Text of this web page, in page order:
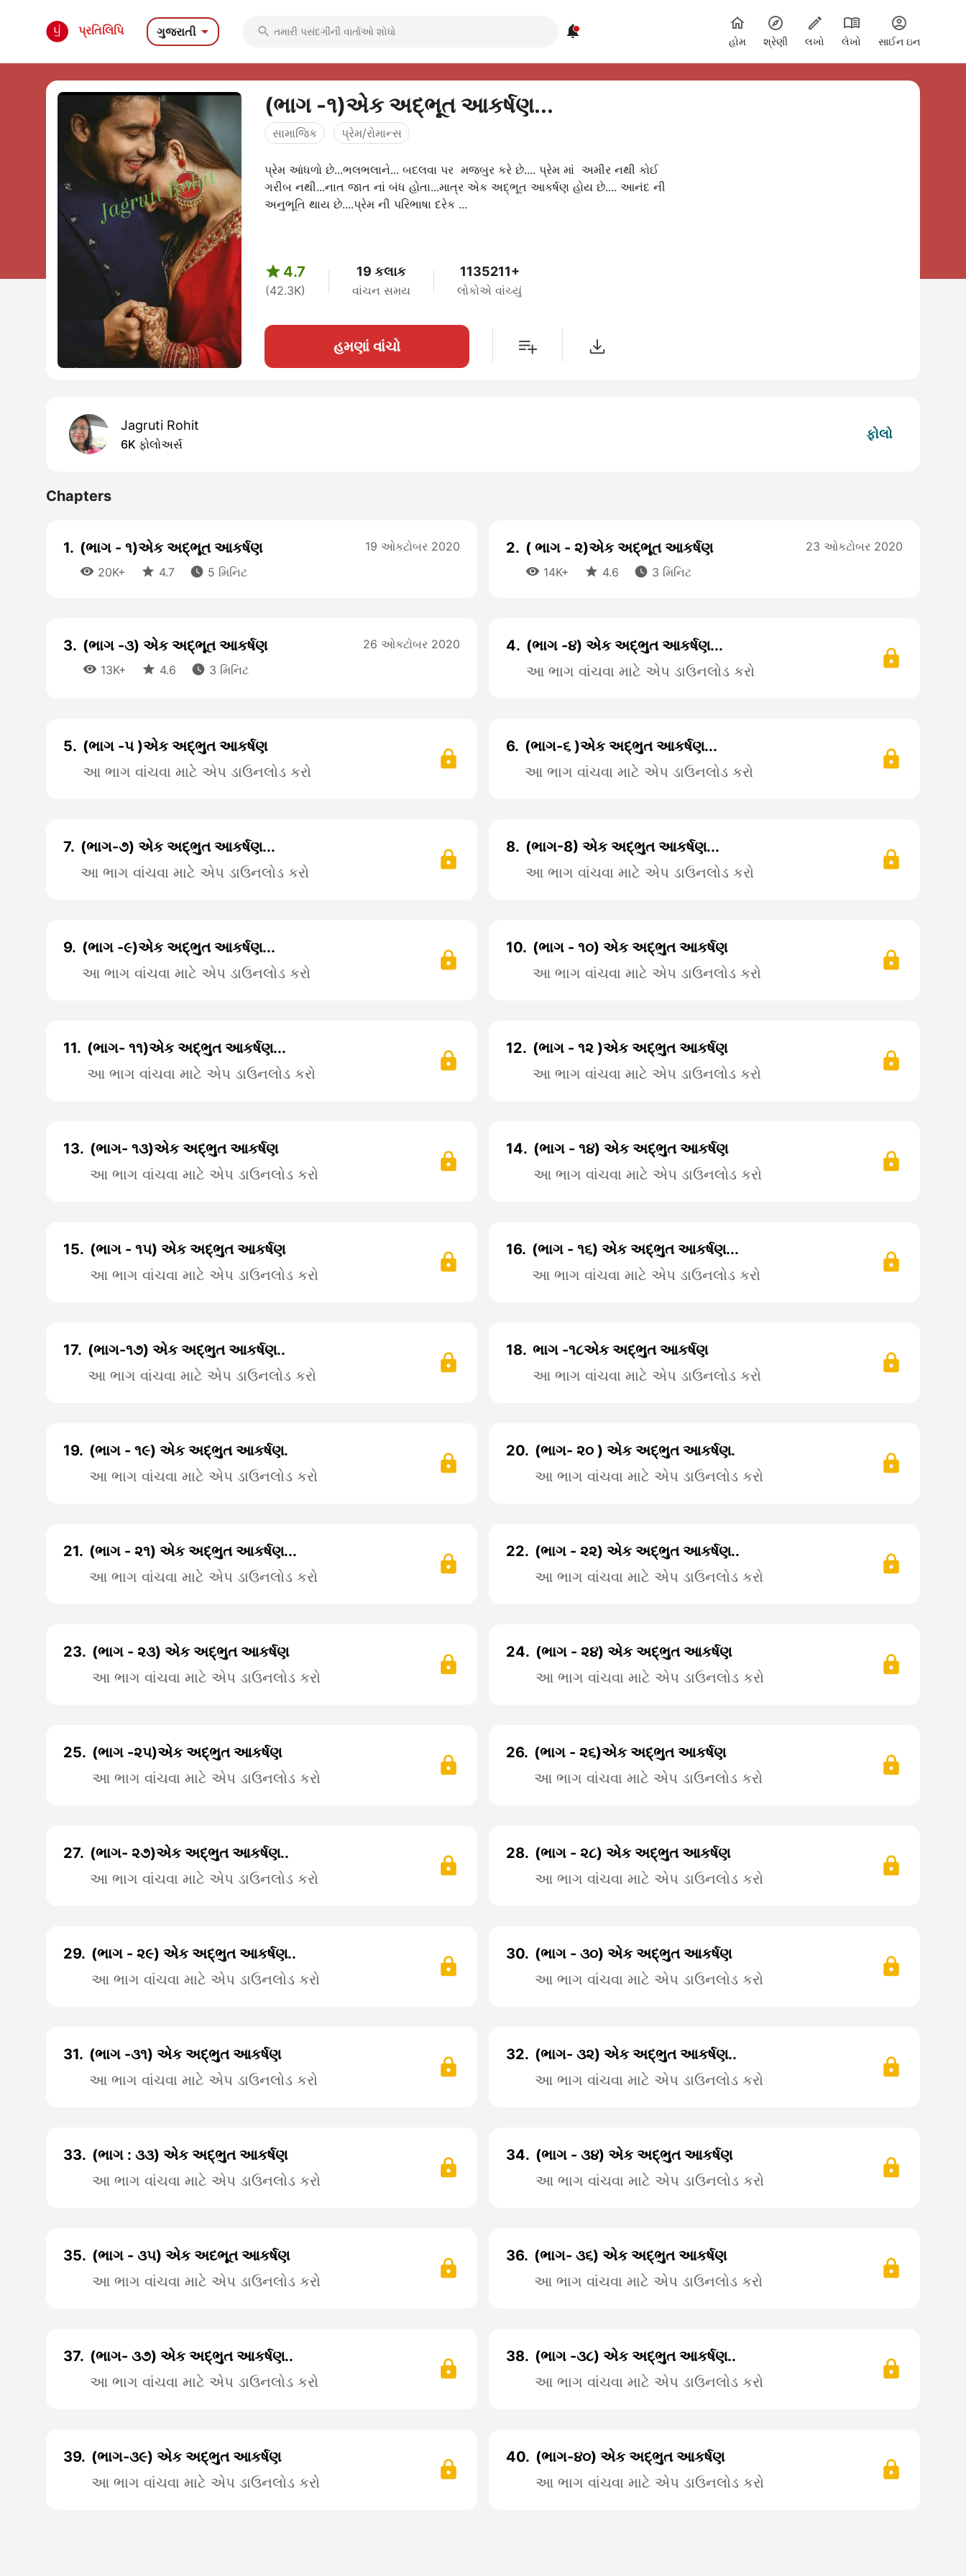
પ્રતિલિપિ ગુજરાતી   
હોમ શ્રેણી લખો લેખો સાઈન ઇન
(ભાગ -૧)એક અદ્ભૂત આકર્ષણ...
સામાજિક પ્રેમ/રોમાન્સ
પ્રેમ આંધળો છે...ભલભલાને... બદલવા પર મજબુર કરે છે.... પ્રેમ માં અમીર નથી કોઈ
ગરીબ નથી...નાત જાત નાં બંધ હોતા...માત્ર એક અદ્ભૂત આકર્ષણ હોય છે.... આનંદ ની
અનુભૂતિ થાય છે....પ્રેમ ની પરિભાષા દરેક ...
 4.7
(42.3K)
19 કલાક
વાંચન સમય
1135211+
લોકોએ વાંચ્યું
હમણાં વાંચો
Jagruti Rohit
6K ફોલોઅર્સ
ફોલો
Chapters
1. (ભાગ - ૧)એક અદ્ભૂત આકર્ષણ
 20K+  4.7  5 મિનિટ
19 ઓકટોબર 2020 2. ( ભાગ - ૨)એક અદ્ભૂત આકર્ષણ
 14K+  4.6  3 મિનિટ
23 ઓકટોબર 2020
3. (ભાગ -૩) એક અદ્ભૂત આકર્ષણ
 13K+  4.6  3 મિનિટ
26 ઓકટોબર 2020 4. (ભાગ -૪) એક અદ્ભુત આકર્ષણ...
આ ભાગ વાંચવા માટે એપ ડાઉનલોડ કરો
5. (ભાગ -૫ )એક અદ્ભુત આકર્ષણ
આ ભાગ વાંચવા માટે એપ ડાઉનલોડ કરો
6. (ભાગ-૬ )એક અદ્ભુત આકર્ષણ...
આ ભાગ વાંચવા માટે એપ ડાઉનલોડ કરો
7. (ભાગ-૭) એક અદ્ભુત આકર્ષણ...
આ ભાગ વાંચવા માટે એપ ડાઉનલોડ કરો
8. (ભાગ-8) એક અદ્ભુત આકર્ષણ...
આ ભાગ વાંચવા માટે એપ ડાઉનલોડ કરો
9. (ભાગ -૯)એક અદ્ભુત આકર્ષણ...
આ ભાગ વાંચવા માટે એપ ડાઉનલોડ કરો
10. (ભાગ - ૧૦) એક અદ્ભુત આકર્ષણ
આ ભાગ વાંચવા માટે એપ ડાઉનલોડ કરો
11. (ભાગ- ૧૧)એક અદ્ભુત આકર્ષણ...
આ ભાગ વાંચવા માટે એપ ડાઉનલોડ કરો
12. (ભાગ - ૧૨ )એક અદ્ભુત આકર્ષણ
આ ભાગ વાંચવા માટે એપ ડાઉનલોડ કરો
13. (ભાગ- ૧૩)એક અદ્ભુત આકર્ષણ
આ ભાગ વાંચવા માટે એપ ડાઉનલોડ કરો
14. (ભાગ - ૧૪) એક અદ્ભુત આકર્ષણ
આ ભાગ વાંચવા માટે એપ ડાઉનલોડ કરો
15. (ભાગ - ૧૫) એક અદ્ભુત આકર્ષણ
આ ભાગ વાંચવા માટે એપ ડાઉનલોડ કરો
16. (ભાગ - ૧૬) એક અદ્ભુત આકર્ષણ...
આ ભાગ વાંચવા માટે એપ ડાઉનલોડ કરો
17. (ભાગ-૧૭) ‌એક અદ્ભુત આકર્ષણ..
આ ભાગ વાંચવા માટે એપ ડાઉનલોડ કરો
18. ભાગ -૧૮એક અદ્ભુત આકર્ષણ
આ ભાગ વાંચવા માટે એપ ડાઉનલોડ કરો
19. (ભાગ - ૧૯) એક અદ્ભુત આકર્ષણ.
આ ભાગ વાંચવા માટે એપ ડાઉનલોડ કરો
20. (ભાગ- ૨૦ ) એક અદ્ભુત આકર્ષણ.
આ ભાગ વાંચવા માટે એપ ડાઉનલોડ કરો
21. (ભાગ - ૨૧) એક અદ્ભુત આકર્ષણ...
આ ભાગ વાંચવા માટે એપ ડાઉનલોડ કરો
22. (ભાગ - ૨૨) એક અદ્ભુત આકર્ષણ..
આ ભાગ વાંચવા માટે એપ ડાઉનલોડ કરો
23. (ભાગ - ૨૩) એક અદ્ભુત આકર્ષણ
આ ભાગ વાંચવા માટે એપ ડાઉનલોડ કરો
24. (ભાગ - ૨૪) એક અદ્ભુત આકર્ષણ
આ ભાગ વાંચવા માટે એપ ડાઉનલોડ કરો
25. (ભાગ -૨૫)એક અદ્ભુત આકર્ષણ
આ ભાગ વાંચવા માટે એપ ડાઉનલોડ કરો
26. (ભાગ - ૨૬)એક અદ્ભુત આકર્ષણ
આ ભાગ વાંચવા માટે એપ ડાઉનલોડ કરો
27. (ભાગ- ૨૭)એક અદ્ભુત આકર્ષણ..
આ ભાગ વાંચવા માટે એપ ડાઉનલોડ કરો
28. (ભાગ - ૨૮) એક અદ્ભુત આકર્ષણ
આ ભાગ વાંચવા માટે એપ ડાઉનલોડ કરો
29. (ભાગ - ૨૯) એક અદ્ભુત આકર્ષણ..
આ ભાગ વાંચવા માટે એપ ડાઉનલોડ કરો
30. (ભાગ - ૩૦) એક અદ્ભુત આકર્ષણ
આ ભાગ વાંચવા માટે એપ ડાઉનલોડ કરો
31. (ભાગ -૩૧) એક અદ્ભુત આકર્ષણ
આ ભાગ વાંચવા માટે એપ ડાઉનલોડ કરો
32. (ભાગ- ૩૨) એક અદ્ભુત આકર્ષણ..
આ ભાગ વાંચવા માટે એપ ડાઉનલોડ કરો
33. (ભાગ : ૩૩) એક અદ્ભુત આકર્ષણ
આ ભાગ વાંચવા માટે એપ ડાઉનલોડ કરો
34. (ભાગ - ૩૪) એક અદ્ભુત આકર્ષણ
આ ભાગ વાંચવા માટે એપ ડાઉનલોડ કરો
35. (ભાગ - ૩૫) એક અદભૂત આકર્ષણ
આ ભાગ વાંચવા માટે એપ ડાઉનલોડ કરો
36. (ભાગ- ૩૬) એક અદ્ભુત આકર્ષણ
આ ભાગ વાંચવા માટે એપ ડાઉનલોડ કરો
37. (ભાગ- ૩૭) એક અદ્ભુત આકર્ષણ..
આ ભાગ વાંચવા માટે એપ ડાઉનલોડ કરો
38. (ભાગ -૩૮) એક અદ્ભુત આકર્ષણ..
આ ભાગ વાંચવા માટે એપ ડાઉનલોડ કરો
39. (ભાગ-૩૯) એક અદ્ભુત આકર્ષણ
આ ભાગ વાંચવા માટે એપ ડાઉનલોડ કરો
40. (ભાગ-૪૦) એક અદ્ભુત આકર્ષણ
આ ભાગ વાંચવા માટે એપ ડાઉનલોડ કરો